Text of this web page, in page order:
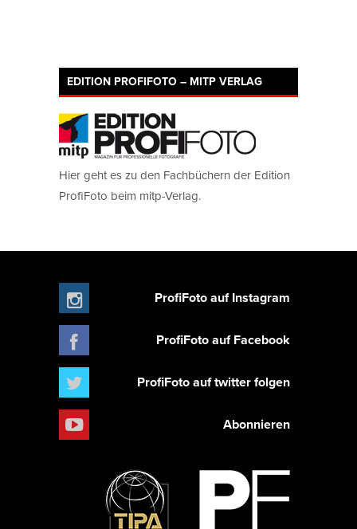
EDITION PROFIFOTO – MITP VERLAG
Hier geht es zu den Fachbüchern der Edition
ProfiFoto beim mitp-Verlag.
ProfiFoto auf Instagram
ProfiFoto auf Facebook
ProfiFoto auf twitter folgen
Abonnieren